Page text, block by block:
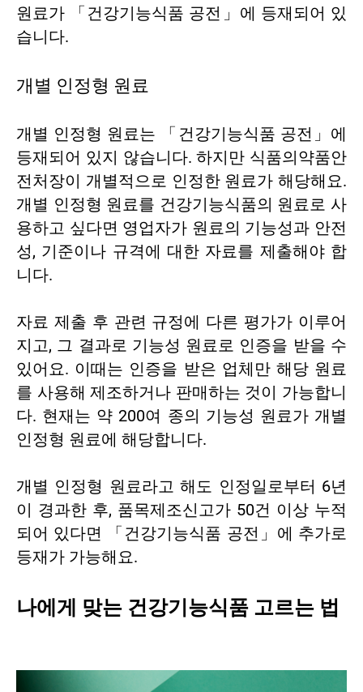
원료가 「건강기능식품 공전」에 등재되어 있
습니다.
개별 인정형 원료
개별 인정형 원료는 「건강기능식품 공전」에
등재되어 있지 않습니다. 하지만 식품의약품안
전처장이 개별적으로 인정한 원료가 해당해요.
개별 인정형 원료를 건강기능식품의 원료로 사
용하고 싶다면 영업자가 원료의 기능성과 안전
성, 기준이나 규격에 대한 자료를 제출해야 합
니다.
자료 제출 후 관련 규정에 다른 평가가 이루어
지고, 그 결과로 기능성 원료로 인증을 받을 수
있어요. 이때는 인증을 받은 업체만 해당 원료
를 사용해 제조하거나 판매하는 것이 가능합니
다. 현재는 약 200여 종의 기능성 원료가 개별
인정형 원료에 해당합니다.
개별 인정형 원료라고 해도 인정일로부터 6년
이 경과한 후, 품목제조신고가 50건 이상 누적
되어 있다면 「건강기능식품 공전」에 추가로
등재가 가능해요.
나에게 맞는 건강기능식품 고르는 법